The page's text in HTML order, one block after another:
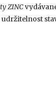
ZINC
udržitelnost